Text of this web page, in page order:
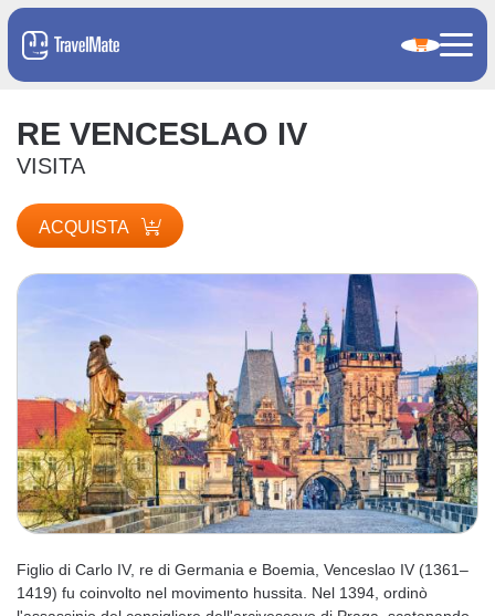
RE VENCESLAO IV
VISITA
ACQUISTA
Figlio di Carlo IV, re di Germania e Boemia, Venceslao IV (1361–
1419) fu coinvolto nel movimento hussita. Nel 1394, ordinò